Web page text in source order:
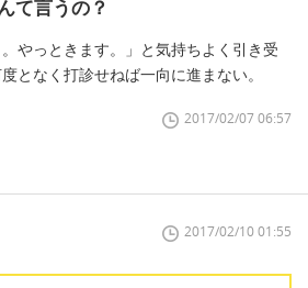
て言うの？
やっときます。」と気持ちよく引き受
となく打診せねば一向に進まない。
2017/02/07 06:57
2017/02/10 01:55